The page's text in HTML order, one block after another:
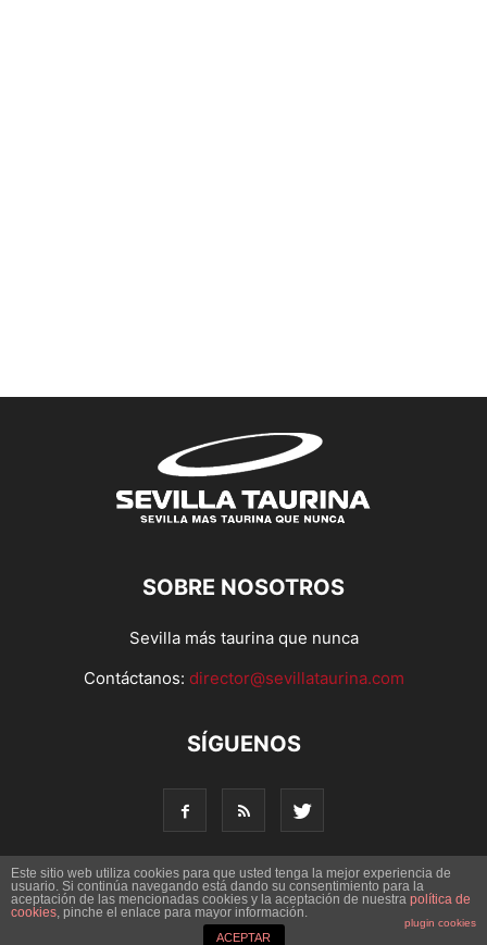
SOBRE NOSOTROS
Sevilla más taurina que nunca
Contáctanos: director@sevillataurina.com
SÍGUENOS
© Copyright 2016 - Sevilla Taurina. Todos los derechos
reservados | Desarrollado por
Este sitio web utiliza cookies para que usted tenga la mejor experiencia de
usuario. Si continúa navegando está dando su consentimiento para la
aceptación de las mencionadas cookies y la aceptación de nuestra política de
cookies, pinche el enlace para mayor información.
plugin cookies
ACEPTAR